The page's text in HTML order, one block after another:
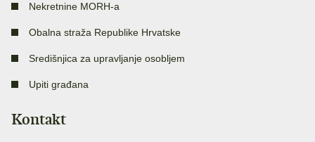
Nekretnine MORH-a
Obalna straža Republike Hrvatske
Središnjica za upravljanje osobljem
Upiti građana
Kontakt